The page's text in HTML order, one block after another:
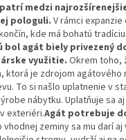
medzi
pologuli. V rámci
kde má bohatú tradíciu.
agát biely privezený
využitie. Okrem toho,
ktorá je zdrojom agátového
To si našlo uplatnenie v
nábytku. Uplatňuje sa
exteriéri.Agát potrebuje
zeminy sa mu darí